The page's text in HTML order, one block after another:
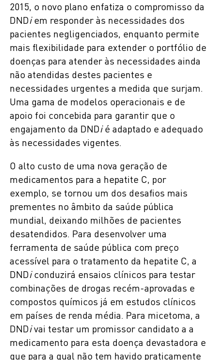
2015, o novo plano enfatiza o compromisso da
DNDiem responder às necessidades dos
pacientes negligenciados, enquanto permite
mais flexibilidade para extender o portfólio de
doenças para atender às necessidades ainda
não atendidas destes pacientes e
necessidades urgentes a medida que surjam.
Uma gama de modelos operacionais e de
apoio foi concebida para garantir que o
engajamento da DNDié adaptado e adequado
às necessidades vigentes.
O alto custo de uma nova geração de
medicamentos para a hepatite C, por
exemplo, se tornou um dos desafios mais
prementes no âmbito da saúde pública
mundial, deixando milhões de pacientes
desatendidos. Para desenvolver uma
ferramenta de saúde pública com preço
acessível para o tratamento da hepatite C, a
DNDiconduzirá ensaios clínicos para testar
combinações de drogas recém-aprovadas e
compostos químicos já em estudos clínicos
em países de renda média. Para micetoma, a
DNDivai testar um promissor candidato a a
medicamento para esta doença devastadora e
que para a qual não tem havido praticamente